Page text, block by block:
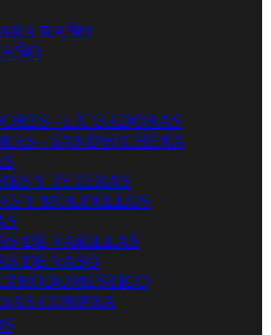
BAÑO
- LICUADORAS
- SANDWICHERA
Y TETERAS
Y MOLINILLOS
DE VARILLAS
DE VASO
COMPRA